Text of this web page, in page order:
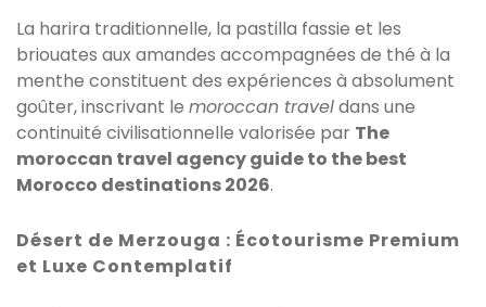
La harira traditionnelle, la pastilla fassie et les
briouates aux amandes accompagnées de thé à la
menthe constituent des expériences à absolument
goûter, inscrivant le moroccan traveldans une
continuité civilisationnelle valorisée par The
moroccan travel agency guide to the best
Morocco destinations 2026.
Désert de Merzouga : Écotourisme Premium
et Luxe Contemplatif